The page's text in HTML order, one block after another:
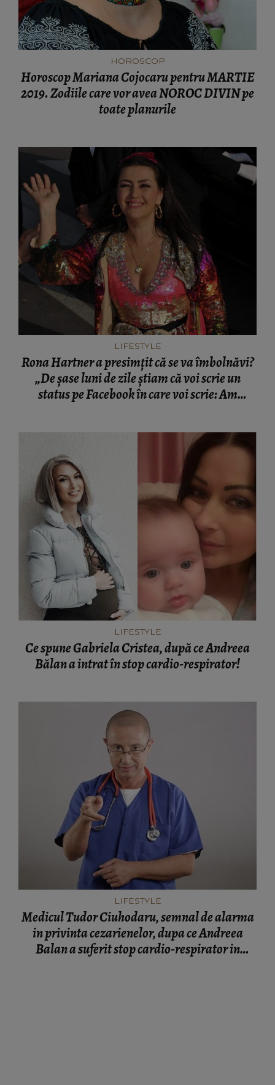
HOROSCOP
Horoscop Mariana Cojocaru pentru MARTIE
2019. Zodiile care vor avea NOROC DIVIN pe
toate planurile
LIFESTYLE
Rona Hartner a presimțit că se va îmbolnăvi?
„De șase luni de zile ştiam că voi scrie un
status pe Facebook în care voi scrie: Am
LIFESTYLE
Ce spune Gabriela Cristea, după ce Andreea
Bălan a intrat în stop cardio-respirator!
LIFESTYLE
Medicul Tudor Ciuhodaru, semnal de alarma
in privinta cezarienelor, dupa ce Andreea
Balan a suferit stop cardio-respirator in